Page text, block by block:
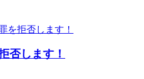
否します！